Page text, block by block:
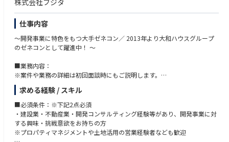
株式会社フジタ
仕事内容
～開発事業に特色をもつ大手ゼネコン／ 2013年より大和ハウスグループ
のゼネコンとして躍進中！ ～
■業務内容：
※案件や業務の詳細は初回面談時にもご説明します。
土地区画整理や面開発を通じた「まちづくり」の企画、提案からプロジェ
クト推進まで、一貫してご担当いただきます。
開発未経験から大規模開発に携わることができる貴重なポジションです。
■業務の流れ：
(1)案件の情報収集・営業→(2)提案・コンペ→地権者調整→(3)プロジェク
トの推進→(4)立地施設の誘致活動→(5)新しい「まち」として変革してい
求める経験 / スキル
■必須条件：※下記2点必須
・建設業・不動産業・開発コンサルティング経験等があり、開発事業に対
する興味・挑戦意欲をお持ちの方
※プロパティマネジメントや土地活用の営業経験者なども歓迎